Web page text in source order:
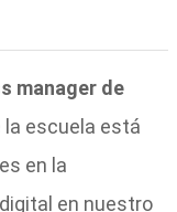
manager de
la escuela está
en la
en nuestro